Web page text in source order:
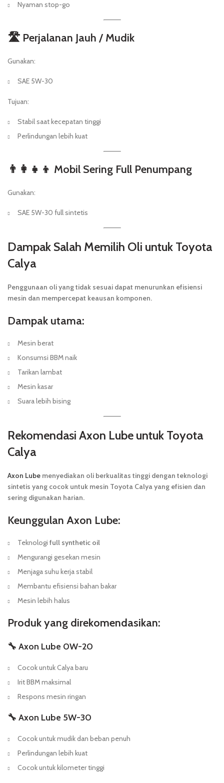
Nyaman stop-go
🛣️ Perjalanan Jauh / Mudik
Gunakan:
SAE 5W-30
Tujuan:
Stabil saat kecepatan tinggi
Perlindungan lebih kuat
👨‍👩‍👧‍👦 Mobil Sering Full Penumpang
Gunakan:
SAE 5W-30 full sintetis
Dampak Salah Memilih Oli untuk Toyota
Calya
Penggunaan oli yang tidak sesuai dapat menurunkan efisiensi
mesin dan mempercepat keausan komponen.
Dampak utama:
Mesin berat
Konsumsi BBM naik
Tarikan lambat
Mesin kasar
Suara lebih bising
Rekomendasi Axon Lube untuk Toyota
Calya
Axon Lube menyediakan oli berkualitas tinggi dengan teknologi
sintetis yang cocok untuk mesin Toyota Calya yang efisien dan
sering digunakan harian.
Keunggulan Axon Lube:
Teknologi full synthetic oil
Mengurangi gesekan mesin
Menjaga suhu kerja stabil
Membantu efisiensi bahan bakar
Mesin lebih halus
Produk yang direkomendasikan:
🔧 Axon Lube 0W-20
Cocok untuk Calya baru
Irit BBM maksimal
Respons mesin ringan
🔧 Axon Lube 5W-30
Cocok untuk mudik dan beban penuh
Perlindungan lebih kuat
Cocok untuk kilometer tinggi